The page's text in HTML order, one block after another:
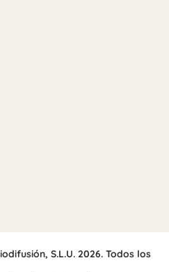
S.L.U. 2026. Todos los